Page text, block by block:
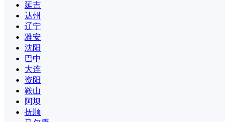
延吉
达州
辽宁
雅安
沈阳
巴中
大连
资阳
鞍山
阿坝
抚顺